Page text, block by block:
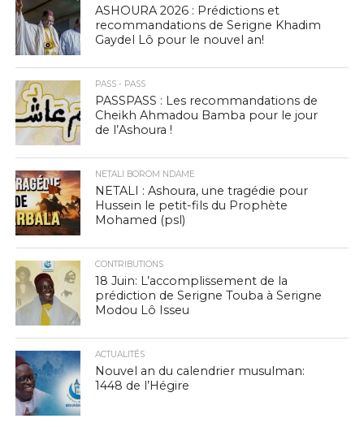
ASHOURA 2026 : Prédictions et
recommandations de Serigne Khadim
Gaydel Lô pour le nouvel an!
PASS - PASS
PASSPASS : Les recommandations de
Cheikh Ahmadou Bamba pour le jour
de l’Ashoura !
NETALI BOROM NDAME
NETALI : Ashoura, une tragédie pour
Hussein le petit-fils du Prophète
Mohamed (psl)
CONTRIBUTIONS
18 Juin: L’accomplissement de la
prédiction de Serigne Touba à Serigne
Modou Lô Isseu
ACTUALITÉS
Nouvel an du calendrier musulman:
1448 de l’Hégire